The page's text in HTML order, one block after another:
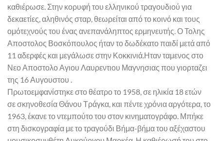
καθιέρωσε. Στην κορυφή του ελληνικού τραγουδιού για
δεκαετίες, αληθινός σταρ, θεωρείται από το κοινό και τους
ομότεχνούς του ένας ανεπανάληπτος ερμηνευτής. Ο Τολης
Αποστολος Βοσκόπουλος ήταν το δωδέκατο παιδί μετά από
11 αδερφές και μεγάλωσε στην Κοκκινιά.Ηταν ταμενος στο
Νεο Αποστολο Αγιου Λαυρεντιου Μαγνησιας που γιορταζει
της 16 Αυγουστου .
Πρωτοεμφανίστηκε στο θέατρο το 1958, σε ηλικία 18 ετών
σε σκηνοθεσία Θάνου Τράγκα, και πέντε χρόνια αργότερα, το
1963, έκανε το ντεμπούτο του στον κινηματογράφο. Μπήκε
στη δισκογραφία με το τραγούδι Βήμα-βήμα του αξέχαστου